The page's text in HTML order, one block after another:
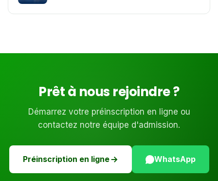
Prêt à nous rejoindre ?
Démarrez votre préinscription en ligne ou
contactez notre équipe d'admission.
Préinscription en ligne WhatsApp